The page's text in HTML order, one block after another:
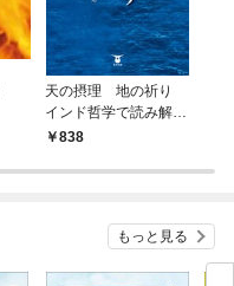
天の摂理 地の祈り
インド哲学で読み解
く、原発の過ち・再生
838
もっと見る